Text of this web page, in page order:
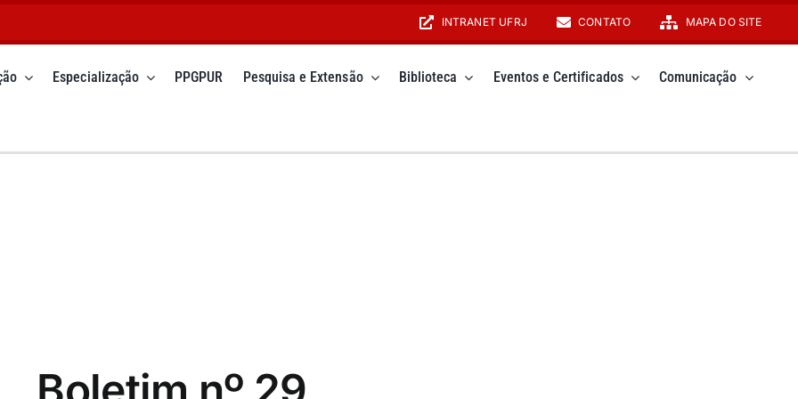
INTRANET UFRJ CONTATO MAPA DO SITE
Especialização PPGPUR Pesquisa e Extensão Biblioteca Eventos e Certificados Comunicação